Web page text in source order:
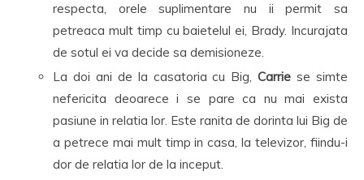
respecta, orele suplimentare nu ii permit sa
petreaca mult timp cu baietelul ei, Brady. Incurajata
de sotul ei va decide sa demisioneze.
La doi ani de la casatoria cu Big,Carrie se simte
nefericita deoarece i se pare ca nu mai exista
pasiune in relatia lor. Este ranita de dorinta lui Big de
a petrece mai mult timp in casa, la televizor, fiindu-i
dor de relatia lor de la inceput.